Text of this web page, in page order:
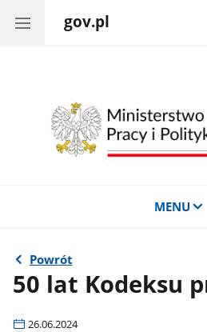
gov.pl
MENU
Powrót
50 lat Kodeksu
26.06.2024